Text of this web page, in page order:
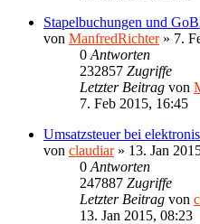
Stapelbuchungen und
von ManfredRichter» 7.
0 Antworten
232857 Zugriffe
Letzter Beitrag von
7. Feb 2015, 16:45
Umsatzsteuer bei
von claudiar» 13. Jan
0 Antworten
247887 Zugriffe
Letzter Beitrag von
13. Jan 2015, 08:23